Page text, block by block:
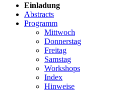
Einladung
Abstracts
Programm
Mittwoch
Donnerstag
Freitag
Samstag
Workshops
Index
Hinweise